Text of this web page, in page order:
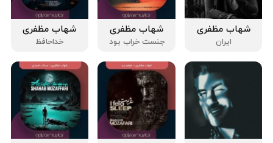
شهاب مظفری
ایران
شهاب مظفری
جنست خراب بود
شهاب مظفری
خداحافظ